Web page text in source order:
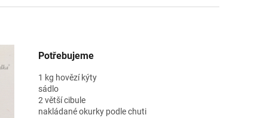
Potřebujeme
1 kg hovězí kýty
sádlo
2 větší cibule
nakládané okurky podle chuti